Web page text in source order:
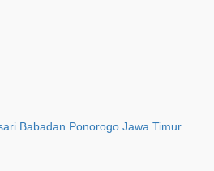
Babadan Ponorogo Jawa Timur.